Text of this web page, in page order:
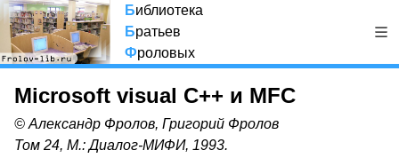
Библиотека
Братьев
Фроловых
Microsoft visual C++ и MFC
© Александр Фролов, Григорий Фролов
Том 24, М.: Диалог-МИФИ, 1993.